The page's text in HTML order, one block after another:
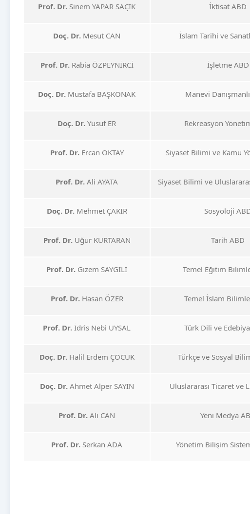
Prof. Dr. Sinem YAPAR SAÇIK İktisat ABD
Doç. Dr. Mesut CAN İslam Tarihi ve
Prof. Dr. Rabia ÖZPEYNİRCİ İşletme ABD
Doç. Dr. Mustafa BAŞKONAK Manevi
Doç. Dr. Yusuf ER Rekreasyon
Prof. Dr. Ercan OKTAY Siyaset Bilimi ve Kamu
Prof. Dr. Ali AYATA Siyaset Bilimi ve
Doç. Dr. Mehmet ÇAKIR Sosyoloji
Prof. Dr. Uğur KURTARAN Tarih ABD
Prof. Dr. Gizem SAYGILI Temel Eğitim
Prof. Dr. Hasan ÖZER Temel İslam
Prof. Dr. İdris Nebi UYSAL Türk Dili ve
Doç. Dr. Halil Erdem ÇOCUK Türkçe ve Sosyal
Doç. Dr. Ahmet Alper SAYIN Uluslararası Ticaret ve
Prof. Dr. Ali CAN Yeni Medya
Prof. Dr. Serkan ADA Yönetim Bilişim